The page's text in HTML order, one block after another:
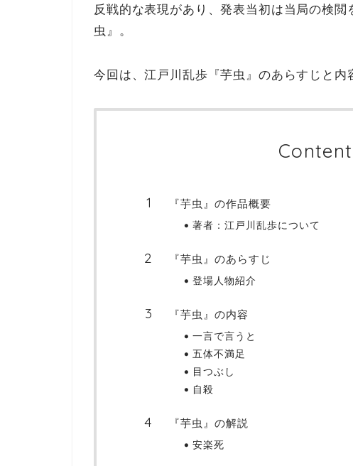
反戦的な表現があり、発表当初は当局の検
虫』。
今回は、江戸川乱歩『芋虫』のあらすじと内
『芋虫』の作品概要
著者：江戸川乱歩について
『芋虫』のあらすじ
登場人物紹介
『芋虫』の内容
一言で言うと
五体不満足
目つぶし
自殺
『芋虫』の解説
安楽死